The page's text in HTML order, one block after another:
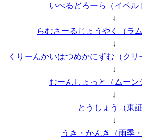
いべるどろーら（イベル
↓
らむさーるじょうやく（ラ
↓
くりーんかいはつめかにずむ（クリ
↓
むーんしょっと（ムーン
↓
とうしょう（東証
↓
うき・かんき（雨季・